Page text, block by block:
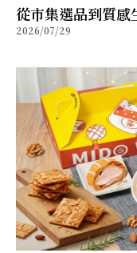
從市集選品到質感
格與舒適的女性穿
2026/07/29